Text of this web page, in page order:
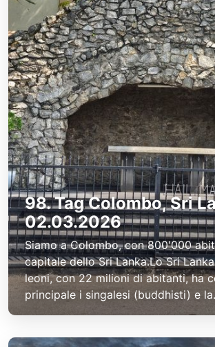
98. Tag Colombo, Sri
02.03.2026
Siamo a Colombo, con 800'000
capitale dello Sri Lanka.Lo Sri
leoni, con 22 milioni di abitanti, ha
principale i singalesi (buddhisti) e